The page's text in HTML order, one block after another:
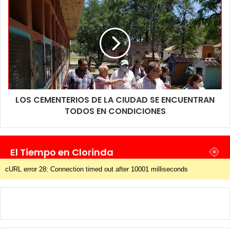
LOS CEMENTERIOS DE LA CIUDAD SE ENCUENTRAN
TODOS EN CONDICIONES
El Tiempo en Clorinda
cURL error 28: Connection timed out after 10001 milliseconds